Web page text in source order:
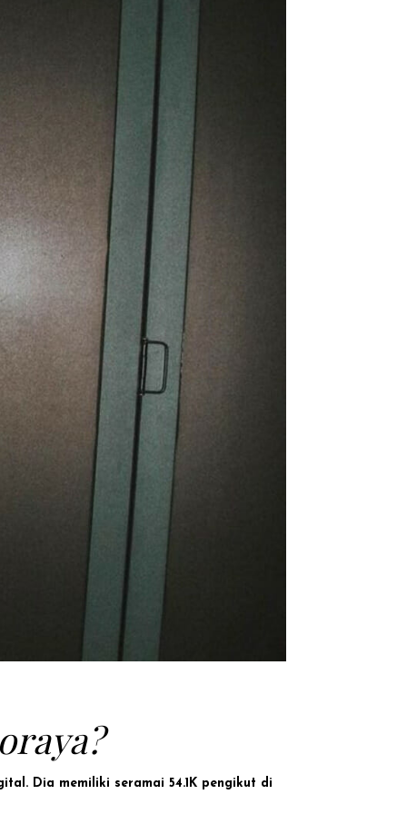
Dia memiliki seramai 54.1K pengikut di